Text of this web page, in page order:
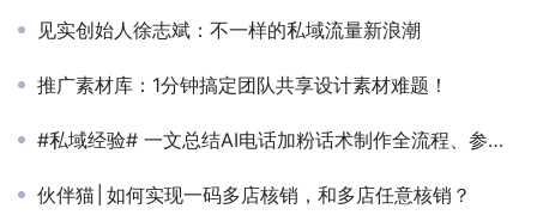
见实创始人徐志斌：不一样的私域流量新浪潮
推广素材库：1分钟搞定团队共享设计素材难题！
#私域经验# 一文总结AI电话加粉话术制作全流程、参考话术、加粉公式全内容
伙伴猫│如何实现一码多店核销，和多店任意核销？